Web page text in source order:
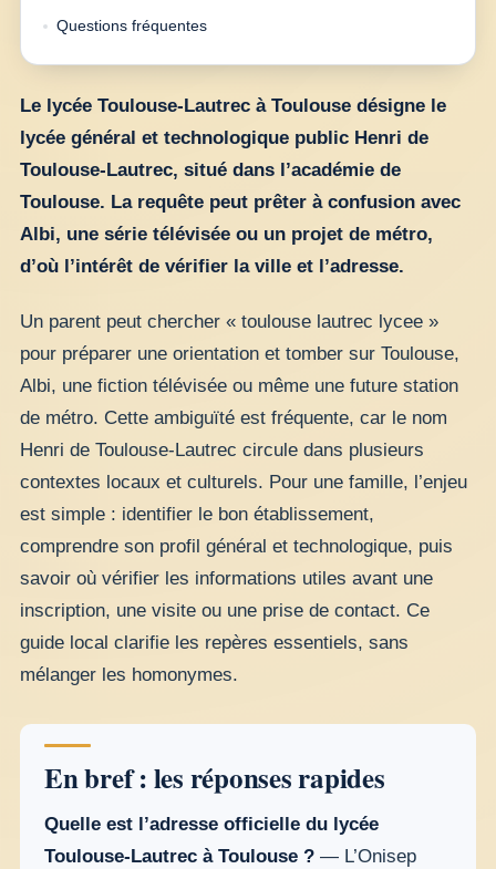
Questions fréquentes
Le lycée Toulouse-Lautrec à Toulouse désigne le
lycée général et technologique public Henri de
Toulouse-Lautrec, situé dans l’académie de
Toulouse. La requête peut prêter à confusion avec
Albi, une série télévisée ou un projet de métro,
d’où l’intérêt de vérifier la ville et l’adresse.
Un parent peut chercher « toulouse lautrec lycee »
pour préparer une orientation et tomber sur Toulouse,
Albi, une fiction télévisée ou même une future station
de métro. Cette ambiguïté est fréquente, car le nom
Henri de Toulouse-Lautrec circule dans plusieurs
contextes locaux et culturels. Pour une famille, l’enjeu
est simple : identifier le bon établissement,
comprendre son profil général et technologique, puis
savoir où vérifier les informations utiles avant une
inscription, une visite ou une prise de contact. Ce
guide local clarifie les repères essentiels, sans
mélanger les homonymes.
En bref : les réponses rapides
Quelle est l’adresse officielle du lycée
Toulouse-Lautrec à Toulouse ? — L’Onisep